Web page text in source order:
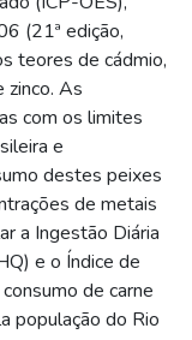
(21ª edição,
teores de cádmio,
zinco. As
com os limites
e
destes peixes
de metais
a Ingestão Diária
e o Índice de
de carne
população do Rio